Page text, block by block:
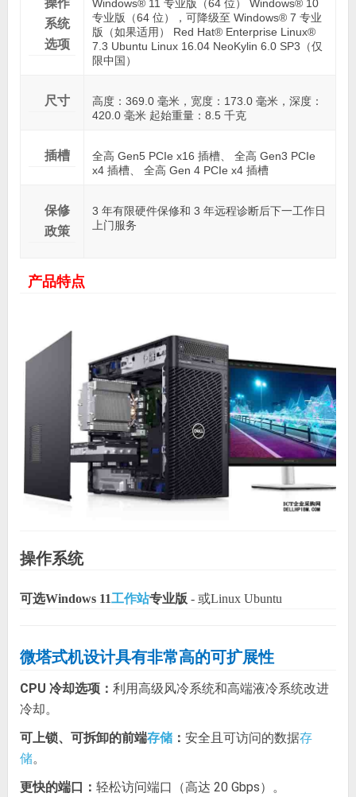
系统
选项
Windows® 11 专业版（64 位） Windows® 10
专业版（64 位），可降级至 Windows® 7 专业
版（如果适用） Red Hat® Enterprise Linux®
7.3 Ubuntu Linux 16.04 NeoKylin 6.0 SP3（仅
限中国）
尺寸
高度：369.0 毫米，宽度：173.0 毫米，深度：
420.0 毫米 起始重量：8.5 千克
插槽
全高 Gen5 PCIe x16 插槽、 全高 Gen3 PCIe
x4 插槽、 全高 Gen 4 PCIe x4 插槽
保修
政策
3 年有限硬件保修和 3 年远程诊断后下一工作日
上门服务
产品特点
操作系统
可选Windows 11工作站专业版 - 或Linux Ubuntu
微塔式机设计具有非常高的可扩展性
CPU 冷却选项： 利用高级风冷系统和高端液冷系统改进
冷却。
可上锁、可拆卸的前端存储： 安全且可访问的数据存
储。
更快的端口： 轻松访问端口（高达 20 Gbps）。